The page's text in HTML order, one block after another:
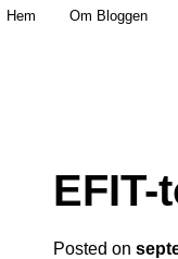
Hem Om Bloggen
Posted on